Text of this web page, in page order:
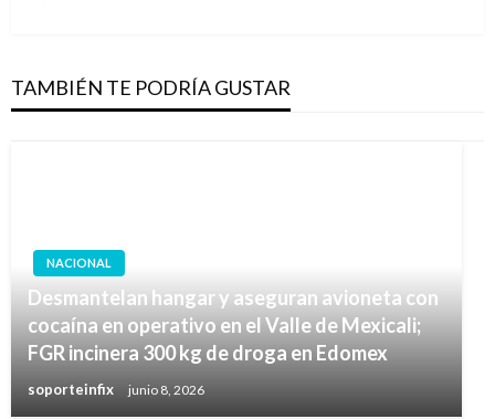
TAMBIÉN TE PODRÍA GUSTAR
NACIONAL
Desmantelan hangar y aseguran avioneta con
cocaína en operativo en el Valle de Mexicali;
FGR incinera 300 kg de droga en Edomex
soporteinfix junio 8, 2026